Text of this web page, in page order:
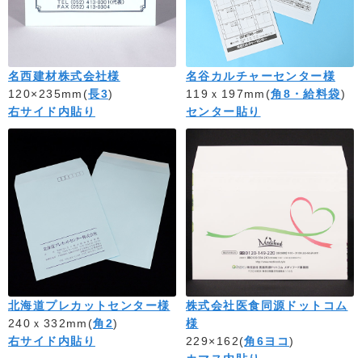
名西建材株式会社様
120×235mm(長3)
右サイド内貼り
名谷カルチャーセンター様
119ｘ197mm(角8・給料袋)
センター貼り
北海道プレカットセンター様
240ｘ332mm(角2)
右サイド内貼り
株式会社医食同源ドットコム
様
229×162(角6ヨコ)